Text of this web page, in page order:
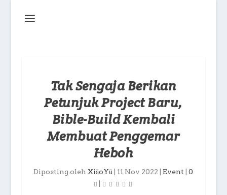
Tak Sengaja Berikan
Petunjuk Project Baru,
Bible-Build Kembali
Membuat Penggemar
Heboh
Diposting oleh XiāoYū 11 Nov 2022 |Event |0